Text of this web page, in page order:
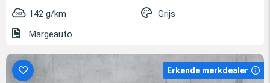
142 g/km
Grijs
Margeauto
Erkende merkdealer